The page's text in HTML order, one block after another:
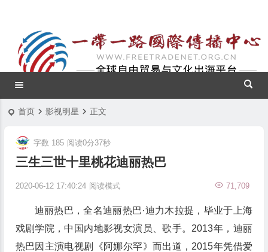
首页 影视明星 正文
三生三世十里桃花迪丽热巴
2020-06-12 17:40:24 71,709
字数 185 阅读0分37秒
阅读模式
迪丽热巴，全名迪丽热巴·迪力木拉提，毕业于上海
戏剧学院，中国内地影视女演员、歌手。2013年，迪丽
热巴因主演电视剧《阿娜尔罕》而出道，2015年凭借爱